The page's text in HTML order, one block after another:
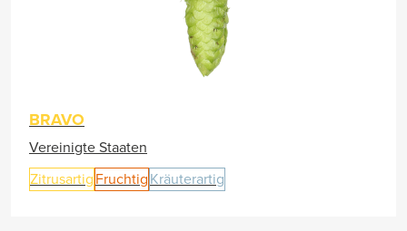
BRAVO
Vereinigte Staaten
Zitrusartig Fruchtig Kräuterartig